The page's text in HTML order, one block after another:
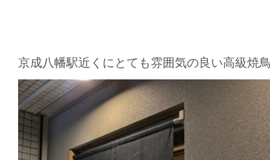
京成八幡駅近くにとても雰囲気の良い高級焼